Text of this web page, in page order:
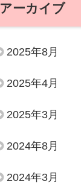
アーカイブ
2025年8月
2025年4月
2025年3月
2024年8月
2024年3月